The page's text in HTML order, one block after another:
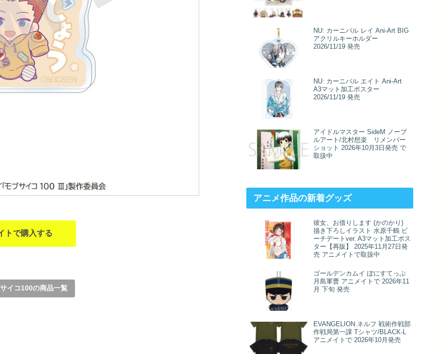
トで購入する
イコ100の商品一覧
NU: カーニバル レイ Ani-Art BIG
アクリルキーホルダー
2026/11/19 発売
NU: カーニバル エイト Ani-Art
A3マット加工ポスター
2026/11/19 発売
アイドルマスター SideM ノーブ
ルアート/北村想楽 リメンバー
ショット 2026年10月3日発売 で
取扱中
アニメ作品の新着グッズ
彼女、お借りします (かのかり)
描き下ろしイラスト 水原千鶴 ビ
ーチデートver. A3マット加工ポス
ター【再販】 2025年11月27日発
売 アニメイトで取扱中
ゴールデンカムイ ぽにすてっぷ
月島軍曹 アニメイトで 2026年11
月 下旬 発売
EVANGELION ネルフ 戦術作戦部
作戦局第一課 Tシャツ/BLACK-L
アニメイトで 2026年10月発売